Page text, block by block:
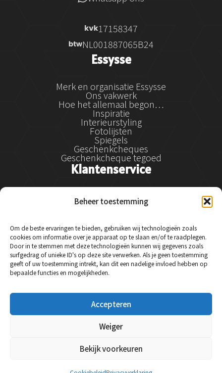
Beheer toestemming
Om de beste ervaringen te bieden, gebruiken wij technologieën zoals
cookies om informatie over je apparaat op te slaan en/of te raadplegen.
Door in te stemmen met deze technologieën kunnen wij gegevens zoals
surfgedrag of unieke ID's op deze site verwerken. Als je geen toestemming
geeft of uw toestemming intrekt, kan dit een nadelige invloed hebben op
bepaalde functies en mogelijkheden.
Accepteren
Weiger
Bekijk voorkeuren
17158347
NL001887065B24
Essysse
Merk en organisatie Essysse
Ons vakwerk
Hoe het allemaal begon…
Inspiratie
Interieurstyling
Fotolijsten
Spiegels
Geschenkcheques
Geschenkcheque tegoed
Klantenservice
Klantenservice
Betalen
Retourneren en klachtenregeling
Service & garantie
Veelgestelde vragen
Contact
Social Media
Instagram
Facebook
LinkedIn